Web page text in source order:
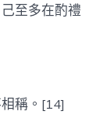
至多在酌禮
稱。[14]